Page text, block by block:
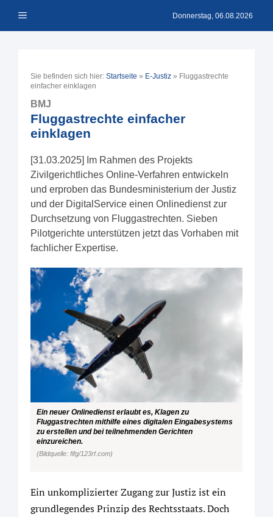
Inhalt Menü Donnerstag, 06.08.2026
Sie befinden sich hier: Startseite » E-Justiz » Fluggastrechte
einfacher einklagen
BMJ
Fluggastrechte einfacher
einklagen
[31.03.2025] Im Rahmen des Projekts
Zivilgerichtliches Online-Verfahren entwickeln
und erproben das Bundesministerium der Justiz
und der DigitalService einen Onlinedienst zur
Durchsetzung von Fluggastrechten. Sieben
Pilotgerichte unterstützen jetzt das Vorhaben mit
fachlicher Expertise.
Ein neuer Onlinedienst erlaubt es, Klagen zu
Fluggastrechten mithilfe eines digitalen Eingabesystems
zu erstellen und bei teilnehmenden Gerichten
einzureichen.
(Bildquelle: fifg/123rf.com)
Ein unkomplizierter Zugang zur Justiz ist ein
grundlegendes Prinzip des Rechtsstaats. Doch